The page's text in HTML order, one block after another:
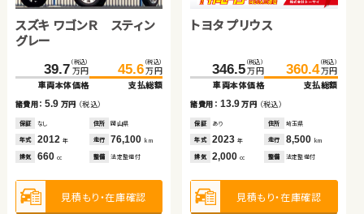
スズキ ワゴンＲ スティン
グレー
39.7 （税込）
万円
車両本体価格
45.6 （税込）
万円
支払総額
諸費用：5.9 万円 （税込）
保証 なし 住所 岡山県
年式 2012 年 走行 76,100 km
排気 660 cc 整備 法定整備付
見積もり・在庫確認
トヨタ プリウス
346.5 （税込）
万円
車両本体価格
360.4 （税込）
万円
支払総額
諸費用： 13.9万円 （税込）
保証 あり 住所 埼玉県
年式 2023年 走行 8,500 km
排気 2,000cc 整備 法定整備付
見積もり・在庫確認
ホンダ フィット
67.2万円
車両本体価格
諸費用：12.7万円 （税込）
保証 あり 住所 岩手県
排気 1,300cc 整備 法定整備付
トヨタ アクア
109.8 （税込）
万円
車両本体価格
121.5 （税込）
万円
支払総額
諸費用： 11.7万円 （税込）
保証 なし 住所 鳥取県
年式 2017年 走行 62,500km
排気 1,500cc 整備 法定整備付
見積もり・在庫確認
41.2（税込）
万円
49.8 （税込）
万円
諸費用：8.6 万円（税込）
あり 宮城県
年式 2013年 走行
排気 660 整備 法定整備付
見積もり・在庫確認
59.7（税込）
万円
諸費用：3.3 万円（税込）
なし
年式 2006年 走行
排気 660 整備 法定整備付
見積もり・在庫確認